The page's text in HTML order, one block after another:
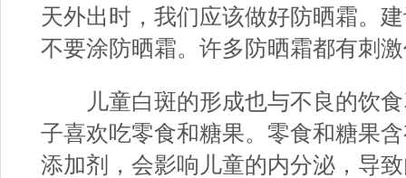
天外出时，我们应该做好防晒霜。
不要涂防晒霜。许多防晒霜都有刺
儿童白斑的形成也与不良的饮食
子喜欢吃零食和糖果。零食和糖果
添加剂，会影响儿童的内分泌，导